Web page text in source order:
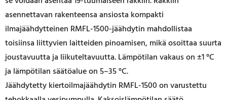
asennettavan rakenteensa ansiosta kompakti
ilmajäähdytteinen RMFL-1500-jäähdytin mahdollistaa
toisiinsa liittyvien laitteiden pinoamisen, mikä osoittaa suurta
joustavuutta ja liikuteltavuutta. Lämpötilan vakaus on ±1 °C
ja lämpötilan säätöalue on 5–35 °C.
Jäähdytetty kiertoilmajäähdytin RMFL-1500 on varustettu